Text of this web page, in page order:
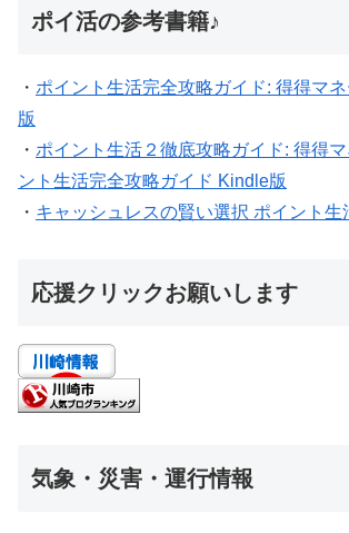
ポイ活の参考書籍♪
・ ポイント生活完全攻略ガイド: 得得マ
版
・ ポイント生活２徹底攻略ガイド: 得得
ント生活完全攻略ガイド Kindle版
・ キャッシュレスの賢い選択 ポイント生
応援クリックお願いします
気象・災害・運行情報